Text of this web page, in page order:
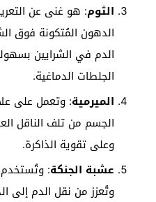
الثوم: هو غنى عن
الدهون المُتكونة فوق
الدم في الشرايين
الجلطات الدماغية.
الميرمية: وتعمل على
الجسم من تلف الناقل
وعلى تقوية الذاكرة.
عشبة الجنكة: وتُستخدم
وتُعزز من نقل الدم إلى